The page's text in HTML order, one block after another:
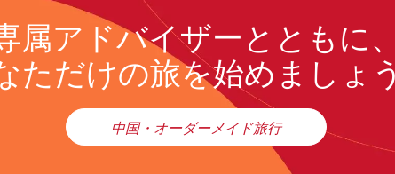
属アドバイザーとともに
ただけの旅を始めましょ
中国・オーダーメイド旅行